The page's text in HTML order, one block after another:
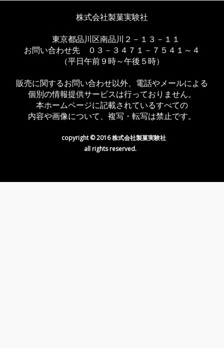
株式会社製菓実験社
東京都品川区南品川２－１３－１１
お問い合わせ先 ０３－３４７１－７５４１～４
（平日午前９時～午後５時）
販売に関するお問い合わせ以外、電話やメールによる
個別の情報提供サービスは行っておりません。
本ホームページに記載されているすべての
内容や画像について、複写・転写は禁止です。
copyright © 2016 株式会社製菓実験社
all rights reserved.